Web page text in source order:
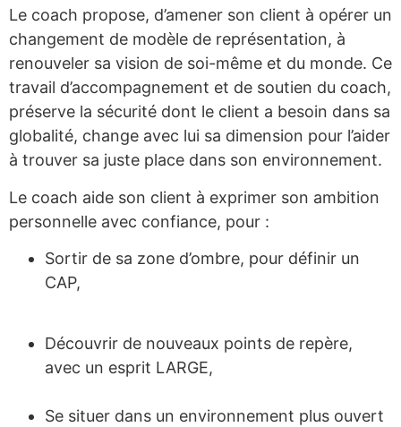
Le coach propose, d’amener son client à opérer un
changement de modèle de représentation, à
renouveler sa vision de soi-même et du monde. Ce
travail d’accompagnement et de soutien du coach,
préserve la sécurité dont le client a besoin dans sa
globalité, change avec lui sa dimension pour l’aider
à trouver sa juste place dans son environnement.
Le coach aide son client à exprimer son ambition
personnelle avec confiance, pour :
Sortir de sa zone d’ombre, pour définir un
CAP,
Découvrir de nouveaux points de repère,
avec un esprit LARGE,
Se situer dans un environnement plus ouvert